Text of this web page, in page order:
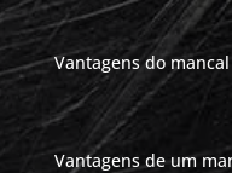
Vantagens do
Vantagens de um